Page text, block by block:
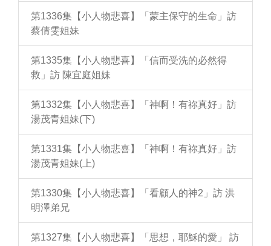
第1336集【小人物悲喜】「蒙主保守的生命」訪
蔡倩雯姐妹
第1335集【小人物悲喜】「信而受洗的必然得
救」訪 陳宜庭姐妹
第1332集【小人物悲喜】「神啊！有祢真好」訪
湯茂青姐妹(下)
第1331集【小人物悲喜】「神啊！有祢真好」訪
湯茂青姐妹(上)
第1330集【小人物悲喜】「看顧人的神2」訪 洪
明澤弟兄
第1327集【小人物悲喜】「思想，耶穌的愛」 訪